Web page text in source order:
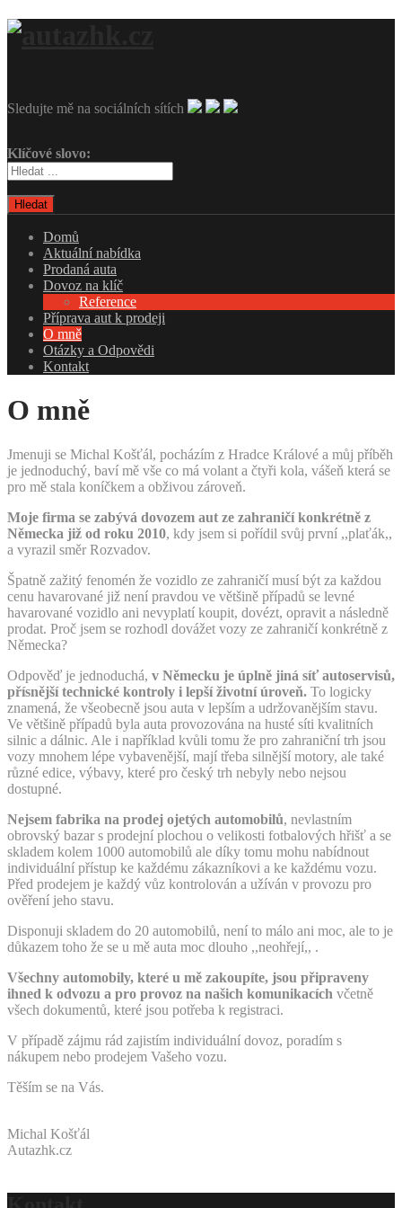
Sledujte mě na sociálních sítích
Klíčové slovo:
Hledat
Domů
Aktuální nabídka
Prodaná auta
Dovoz na klíč
Reference
Příprava aut k prodeji
O mně
Otázky a Odpovědi
Kontakt
O mně
Jmenuji se Michal Košťál, pocházím z Hradce Králové a můj příběh
je jednoduchý, baví mě vše co má volant a čtyři kola, vášeň která se
pro mě stala koníčkem a obživou zároveň.
Moje firma se zabývá dovozem aut ze zahraničí konkrétně z
Německa již od roku 2010, kdy jsem si pořídil svůj první ,,plaťák,,
a vyrazil směr Rozvadov.
Špatně zažitý fenomén že vozidlo ze zahraničí musí být za každou
cenu havarované již není pravdou ve většině případů se levné
havarované vozidlo ani nevyplatí koupit, dovézt, opravit a následně
prodat. Proč jsem se rozhodl dovážet vozy ze zahraničí konkrétně z
Německa?
Odpověď je jednoduchá, v Německu je úplně jiná síť autoservisů,
přísnější technické kontroly i lepší životní úroveň. To logicky
znamená, že všeobecně jsou auta v lepším a udržovanějším stavu.
Ve většině případů byla auta provozována na husté síti kvalitních
silnic a dálnic. Ale i například kvůli tomu že pro zahraniční trh jsou
vozy mnohem lépe vybavenější, mají třeba silnější motory, ale také
různé edice, výbavy, které pro český trh nebyly nebo nejsou
dostupné.
Nejsem fabrika na prodej ojetých automobilů, nevlastním
obrovský bazar s prodejní plochou o velikosti fotbalových hřišť a se
skladem kolem 1000 automobilů ale díky tomu mohu nabídnout
individuální přístup ke každému zákazníkovi a ke každému vozu.
Před prodejem je každý vůz kontrolován a užíván v provozu pro
ověření jeho stavu.
Disponuji skladem do 20 automobilů, není to málo ani moc, ale to je
důkazem toho že se u mě auta moc dlouho ,,neohřejí,, .
Všechny automobily, které u mě zakoupíte, jsou připraveny
ihned k odvozu a pro provoz na našich komunikacích včetně
všech dokumentů, které jsou potřeba k registraci.
V případě zájmu rád zajistím individuální dovoz, poradím s
nákupem nebo prodejem Vašeho vozu.
Těším se na Vás.
Michal Košťál
Autazhk.cz